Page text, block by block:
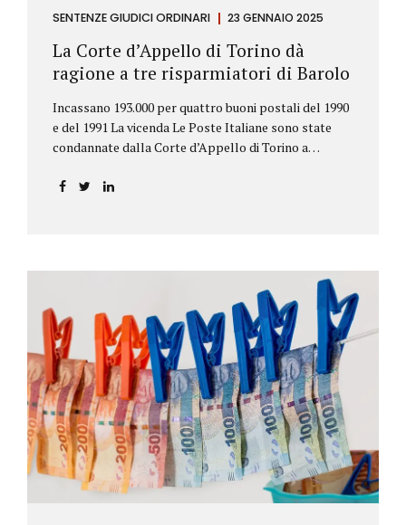
SENTENZE GIUDICI ORDINARI 23 GENNAIO 2025
La Corte d’Appello di Torino dà
ragione a tre risparmiatori di Barolo
Incassano 193.000 per quattro buoni postali del 1990
e del 1991 La vicenda Le Poste Italiane sono state
condannate dalla Corte d’Appello di Torino a
per oltre 193.000,00 euro: la sentenza ribalta la
causa di una modifica dei rendimenti risalente al 1986,
precedente alla loro sottoscrizione, e di un timbro
che Poste aveva messo sopra la tabella, la quale
riportava un generico...